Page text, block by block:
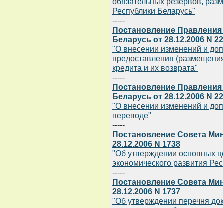
Республики Беларусь"
-----
Постановление
Беларусь от 28.12.2006 N
"О внесении изменений и
предоставления
кредита и их возврата"
-----
Постановление
Беларусь от 28.12.2006 N
"О внесении изменений и
переводе"
-----
Постановление Совета
28.12.2006 N 1738
"Об утверждении основных
экономического развития
-----
Постановление Совета
28.12.2006 N 1737
"Об утверждении перечня